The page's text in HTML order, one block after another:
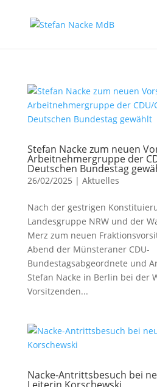
Stefan Nacke zum neuen
Arbeitnehmergruppe der
Deutschen Bundestag
26/02/2025 | Aktuelles
Nach der gestrigen
Landesgruppe NRW und der
Merz zum neuen
Abend der Münsteraner CDU-
Bundestagsabgeordnete und
Stefan Nacke in Berlin bei der
Vorsitzenden...
Nacke-Antrittsbesuch bei